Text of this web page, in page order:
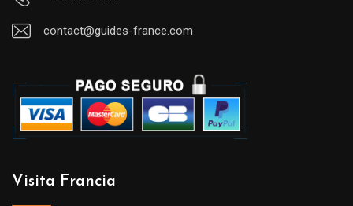
contact@guides-france.com
Visita Francia